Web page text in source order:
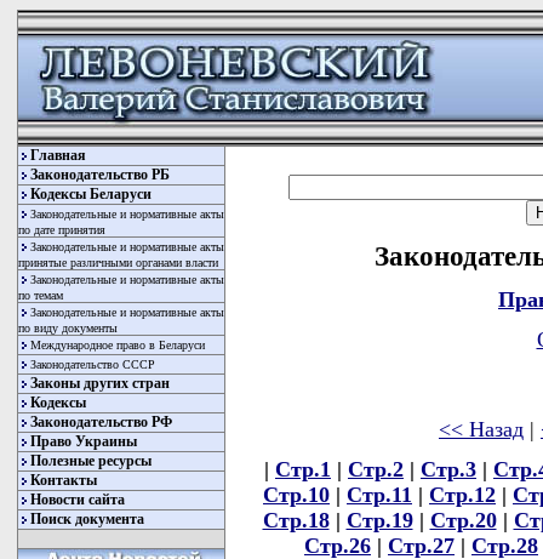
Главная
Законодательство РБ
Кодексы Беларуси
Законодательные и нормативные акты
по дате принятия
Законодательные и нормативные акты
принятые различными органами власти
Законодательные и нормативные акты
по темам
Законодательные и нормативные акты
по виду документы
Международное право в Беларуси
Законодательство СССР
Законы других стран
Кодексы
Законодательство РФ
Право Украины
Полезные ресурсы
Контакты
Новости сайта
Поиск документа
<< Назад |
| Стр.1 | Стр.2 | Стр.3 |
Стр.10 | Стр.11 | Стр.12 |
Стр.18| Стр.19| Стр.20|
Стр.26 | Стр.27 | Стр.28